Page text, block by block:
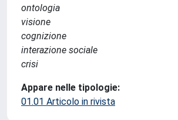
ontologia
visione
cognizione
interazione sociale
crisi
Appare nelle tipologie:
01.01 Articolo in rivista